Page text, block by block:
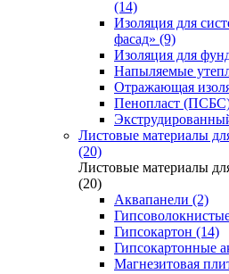
(14)
Изоляция для
фасад» (9)
Изоляция для
Напыляемые
Отражающая
Пенопласт
Листовые материалы
(20)
Листовые материалы
(20)
Аквапанели (2)
Гипсокартон (14)
Гипсокартонные
Магнезитовая